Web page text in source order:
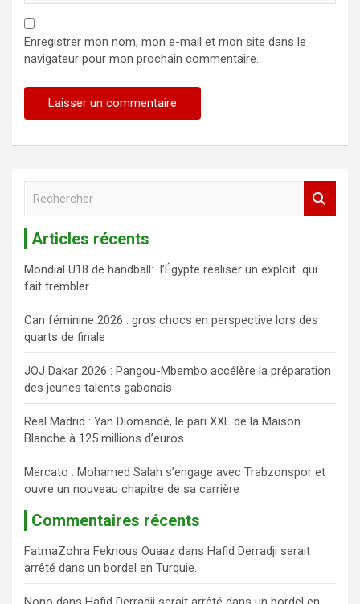
Enregistrer mon nom, mon e-mail et mon site dans le
navigateur pour mon prochain commentaire.
r
c
h
e
r
Articles récents
Mondial U18 de handball: l’Égypte réaliser un exploit qui
fait trembler
Can féminine 2026 : gros chocs en perspective lors des
quarts de finale
JOJ Dakar 2026 : Pangou-Mbembo accélère la préparation
des jeunes talents gabonais
Real Madrid : Yan Diomandé, le pari XXL de la Maison
Blanche à 125 millions d’euros
Mercato : Mohamed Salah s’engage avec Trabzonspor et
ouvre un nouveau chapitre de sa carrière
Commentaires récents
FatmaZohra Feknous Ouaaz dans Hafid Derradji serait
arrêté dans un bordel en Turquie.